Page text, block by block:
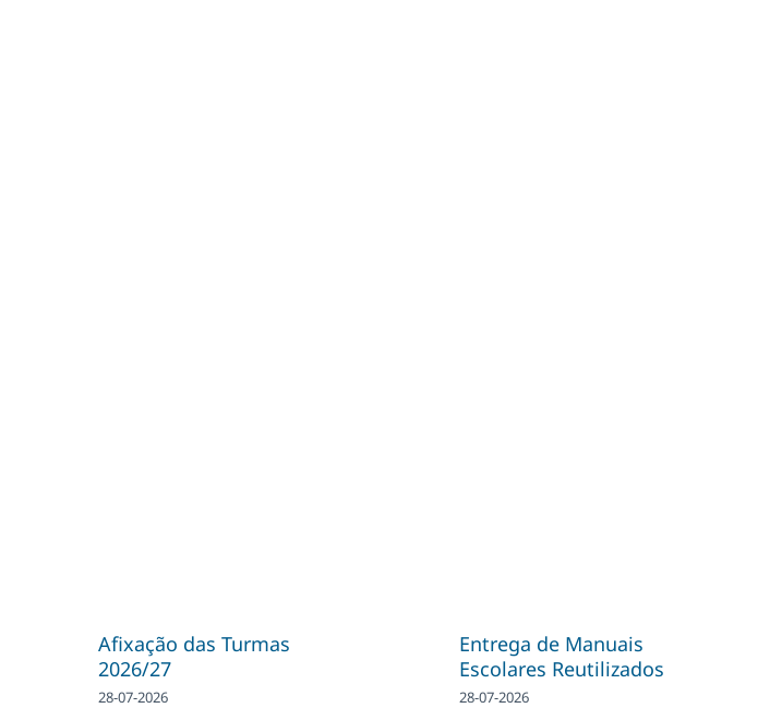
Afixação das Turmas
2026/27
28-07-2026
Entrega de Manuais
Escolares Reutilizados
28-07-2026